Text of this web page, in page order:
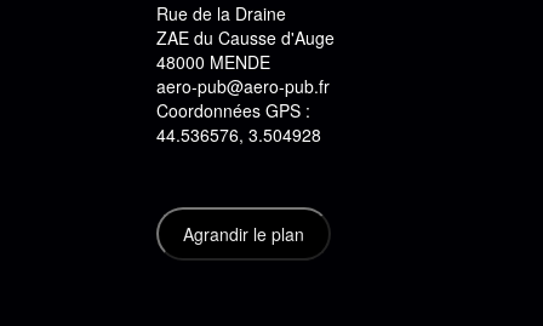
Rue de la Draine
ZAE du Causse d'Auge
48000 MENDE
aero-pub@aero-pub.fr
Coordonnées GPS :
44.536576, 3.504928